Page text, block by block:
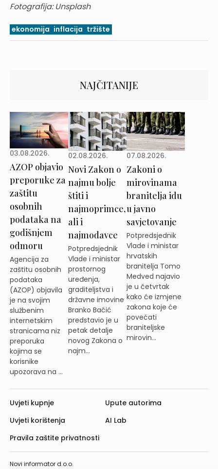
Fotografija: Unsplash
ekonomija inflacija tržište
NAJČITANIJE
03.08.2026.
AZOP objavio
preporuke za
zaštitu
osobnih
podataka na
godišnjem
odmoru
Agencija za
zaštitu osobnih
podataka
(AZOP) objavila
je na svojim
službenim
internetskim
stranicama niz
preporuka
kojima se
korisnike
upozorava na ...
02.08.2026.
Novi Zakon o
najmu bolje
štiti i
najmoprimce,
ali i
najmodavce
Potpredsjednik
Vlade i ministar
prostornog
uređenja,
graditeljstva i
državne imovine
Branko Bačić
predstavio je u
petak detalje
novog Zakona o
najm...
07.08.2026.
Zakoni o
mirovinama
branitelja idu
u javno
savjetovanje
Potpredsjednik
Vlade i ministar
hrvatskih
branitelja Tomo
Medved najavio
je u četvrtak
kako će izmjene
zakona koje će
povećati
braniteljske
mirovin...
Novi informator d.o.o.
Uvjeti kupnje
Uvjeti korištenja
Pravila zaštite privatnosti
Upute autorima
AI Lab